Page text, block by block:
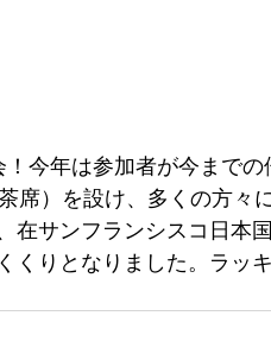
今年は参加者が今までの
席）を設け、多くの方々
在サンフランシスコ日本
くりとなりました。ラッ